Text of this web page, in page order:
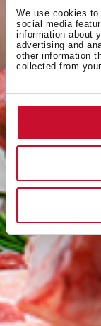
We use cookies
social media
information about
advertising and
other information
collected from